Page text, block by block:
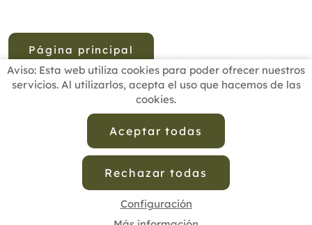
Página principal
Aviso: Esta web utiliza cookies para poder ofrecer nuestros
servicios. Al utilizarlos, acepta el uso que hacemos de las
cookies.
Aceptar todas
Rechazar todas
Configuración
BUSCADOR PROFESIONALES
ESCUELAS RECOMENDADAS
CONTACTO
Política de Privacidad de Datos
Política de Calidad
Política de Cookies
Configuración de Cookies